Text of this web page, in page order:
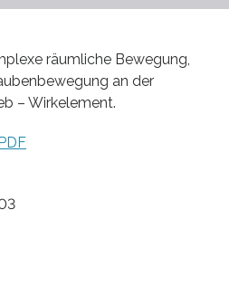
räumliche Bewegung,
an der
– Wirkelement.